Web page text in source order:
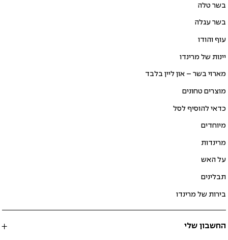
בשר טלה
בשר עגלה
עוף והודו
יינות של מרינדו
מארזי בשר – און ליין בלבד
מוצרים טחונים
כדאי להוסיף לסל
מיוחדים
מרינדות
על האש
תבלינים
בירות של מרינדו
החשבון שלי